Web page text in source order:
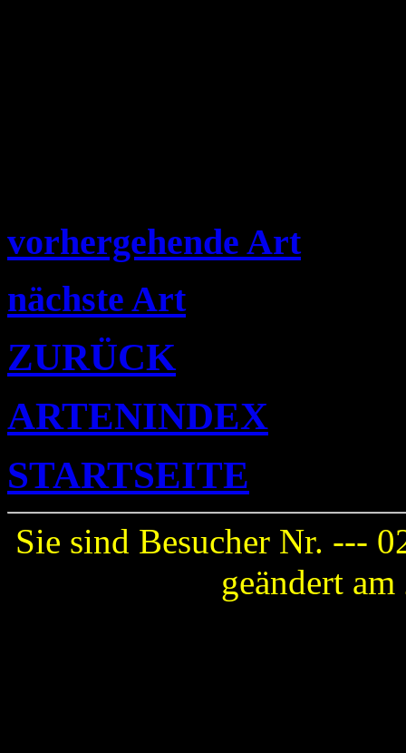
vorhergehende Art
nächste Art
ZURÜCK
ARTENINDEX
STARTSEITE
Sie sind Besucher Nr. ---
geändert